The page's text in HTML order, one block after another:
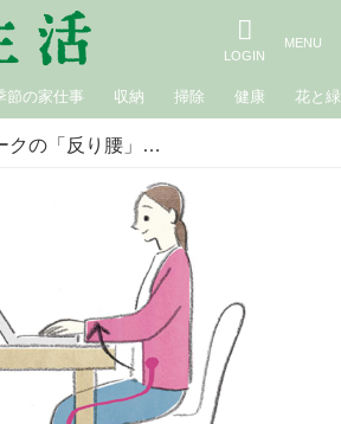
節の家仕事 収納 掃除 健康 花と緑
デスクワークの「反り腰」を防ぐ正しい向かい方。パソコン作業は“おなかから”机に近づいて骨盤の後傾も防止／きゆるぎ治療院院長・片寄陽平さん